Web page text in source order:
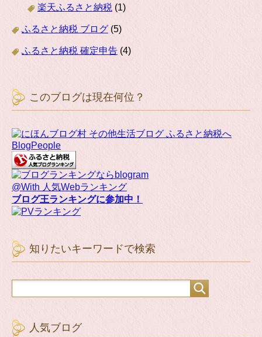
楽天ふるさと納税 (1)
ふるさと納税 ブログ (5)
ふるさと納税 確定申告 (4)
このブログは現在何位？
BlogPeople
@With 人気Webランキング
ブログ王ランキングに参加中！
知りたいキーワードで検索
人気ブログ